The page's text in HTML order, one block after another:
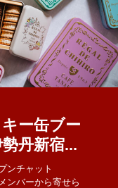
キー缶ブー
丹新宿...
ンチャット
ンバーから寄せら